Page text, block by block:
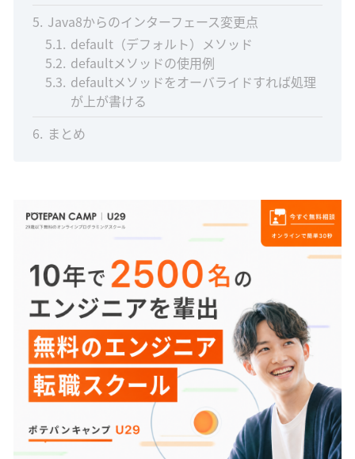
5 Java8からのインターフェース変更点
5.1 default（デフォルト）メソッド
5.2 defaultメソッドの使用例
5.3 defaultメソッドをオーバライドすれば処理
が上が書ける
6 まとめ